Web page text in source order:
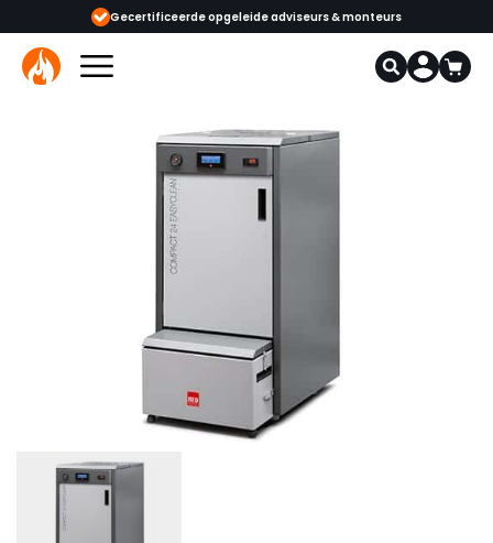
Gecertificeerde opgeleide adviseurs & monteurs